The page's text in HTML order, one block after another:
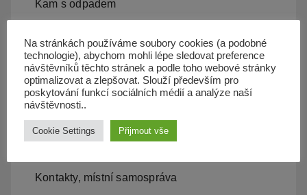
Kam s odpadem
Územní plán
Občan server
Dopravní obslužnost
Kontakty, místní samospráva
Na stránkách používáme soubory cookies (a podobné
technologie), abychom mohli lépe sledovat preference
návštěvníků těchto stránek a podle toho webové stránky
optimalizovat a zlepšovat. Slouží především pro
poskytování funkcí sociálních médií a analýze naší
návštěvnosti..
Cookie Settings Přijmout vše